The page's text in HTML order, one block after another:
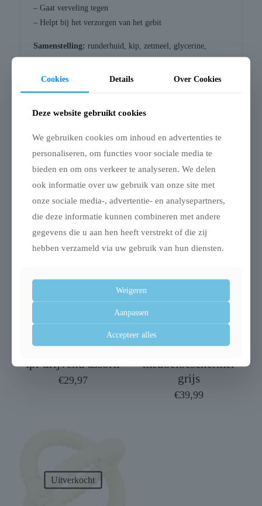
– Gaat verveling tegen
– Helpt bij het verzorgen van het gebit
Samenstelling:runderhuid, kip, zetmeel, glycerine,
Analytische bestanddelen:eiwit 70%, vet 4%, ruwe
Gerelateerde producten
Uitverkocht
Trixie aqua toy ring
tpr drijvend assorti
€29,97
Trixie sofa bed nero
meubelbeschermer
grijs
€39,99
Uitverkocht
Cookies Details Over Cookies
Deze website gebruikt cookies
We gebruiken cookies om inhoud en advertenties te
personaliseren, om functies voor sociale media te
bieden en om ons verkeer te analyseren. We delen
ook informatie over uw gebruik van onze site met
onze sociale media-, advertentie- en analysepartners,
die deze informatie kunnen combineren met andere
gegevens die u aan hen heeft verstrekt of die zij
hebben verzameld via uw gebruik van hun diensten.
Weigeren
Aanpassen
Accepteer alles